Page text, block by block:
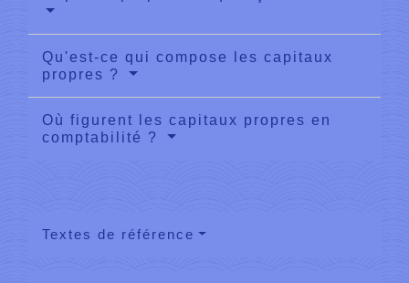
Qu'est-ce qui compose les capitaux
propres ?
Où figurent les capitaux propres en
comptabilité ?
Textes de référence